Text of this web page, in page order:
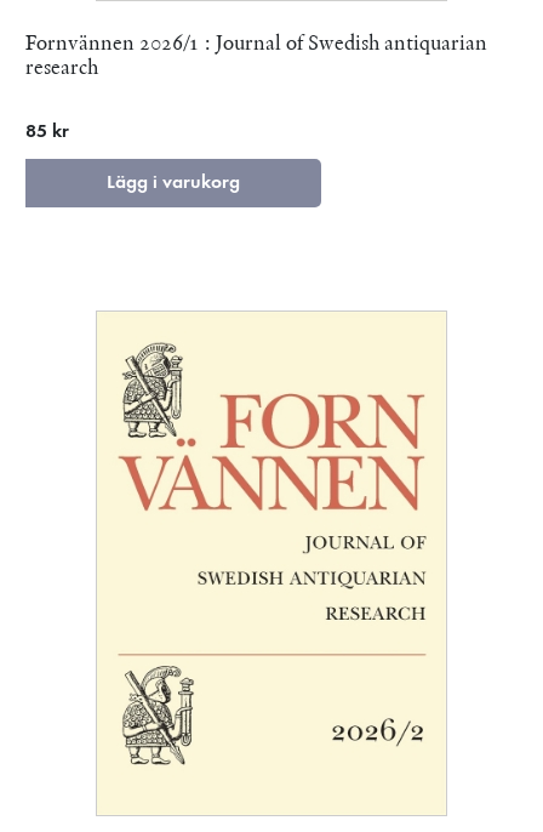
Fornvännen 2026/1 : Journal of Swedish antiquarian
research
85 kr
Lägg i varukorg